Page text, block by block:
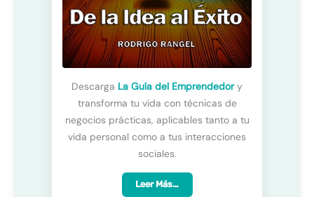
Descarga La Guía del Emprendedory
transforma tu vida con técnicas de
negocios prácticas, aplicables tanto a tu
vida personal como a tus interacciones
sociales.
Leer Más…